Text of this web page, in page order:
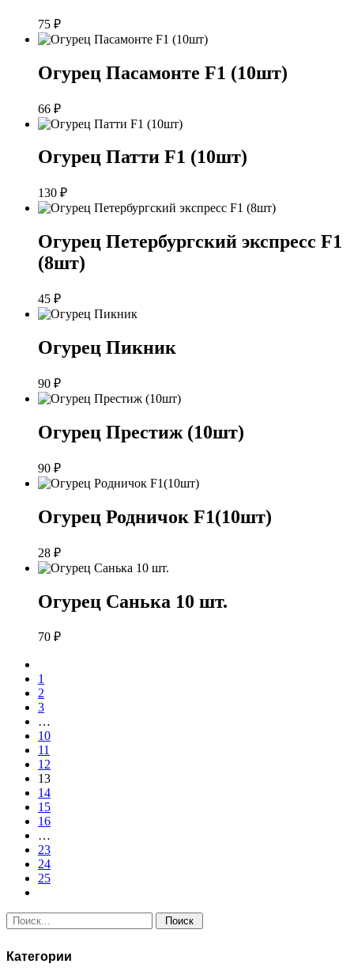
75 ₽
Огурец Пасамонте F1 (10шт)
66 ₽
Огурец Патти F1 (10шт)
130 ₽
Огурец Петербургский экспресс F1
(8шт)
45 ₽
Огурец Пикник
90 ₽
Огурец Престиж (10шт)
90 ₽
Огурец Родничок F1(10шт)
28 ₽
Огурец Санька 10 шт.
70 ₽
1
2
3
…
10
11
12
13
14
15
16
…
23
24
25
Поиск:
Категории